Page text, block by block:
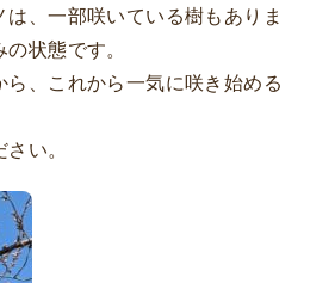
、一部咲いている樹もありま
状態です。
ら、これから一気に咲き始める
い。